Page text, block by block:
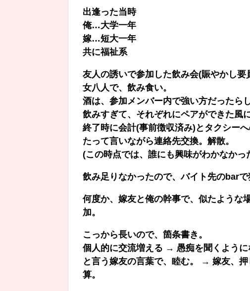
出逢った当時
俺…大学一年
嫁…短大一年
共に福祉系
友人の誘いで参加した飲み会(賑やかし
女八人で、飲み食い。
酒は、参加メンバー内で強い方だったら
飲みすぎて、それぞれにペアができた風
終了時に会計(事前徴収済み)とタクシー
たって言いながら連絡先交換。解散。
(この時点では、誰にも興味がわかなか
飲み足りなかったので、バイト先のbarで
何度か、嫁友と俺の幹事で、似たような
加。
こっから長いので、箇条書き。
個人的に交流増える → 愚痴を聞くよう
と言う嫁友の言葉で、睦む。 → 嫁友、
算。